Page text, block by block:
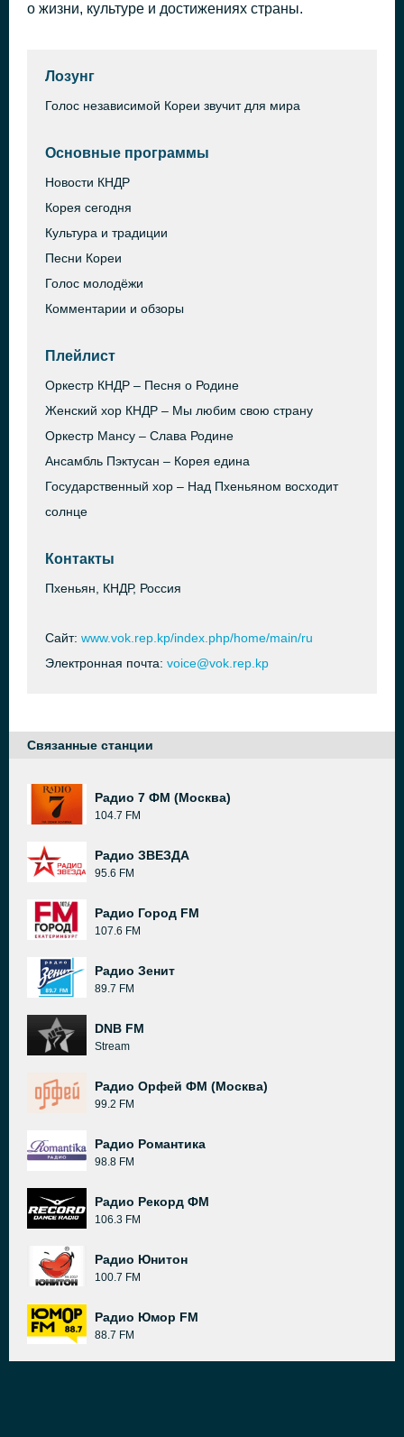
о жизни, культуре и достижениях страны.
Лозунг
Голос независимой Кореи звучит для мира
Основные программы
Новости КНДР
Корея сегодня
Культура и традиции
Песни Кореи
Голос молодёжи
Комментарии и обзоры
Плейлист
Оркестр КНДР – Песня о Родине
Женский хор КНДР – Мы любим свою страну
Оркестр Мансу – Слава Родине
Ансамбль Пэктусан – Корея едина
Государственный хор – Над Пхеньяном восходит
солнце
Контакты
Пхеньян, КНДР, Россия
Сайт: www.vok.rep.kp/index.php/home/main/ru
Электронная почта: voice@vok.rep.kp
Связанные станции
Радио 7 ФМ (Москва)
104.7 FM
Радио ЗВЕЗДА
95.6 FM
Радио Город FM
107.6 FM
Радио Зенит
89.7 FM
DNB FM
Stream
Радио Орфей ФМ (Москва)
99.2 FM
Радио Романтика
98.8 FM
Радио Рекорд ФМ
106.3 FM
Радио Юнитон
100.7 FM
Радио Юмор FM
88.7 FM